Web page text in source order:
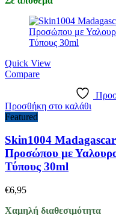
Quick View
Compare
Προσθήκη στο καλάθι
Featured
Skin1004
Προσώπου με
Τύπους 30ml
€6,95
Χαμηλή διαθεσιμότητα